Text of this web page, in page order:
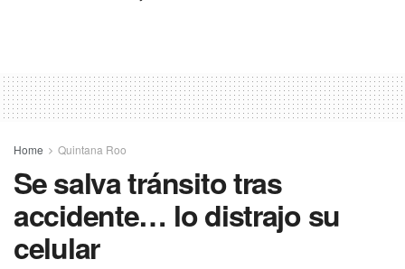
Home Quintana Roo
Se salva tránsito tras
accidente… lo distrajo su
celular